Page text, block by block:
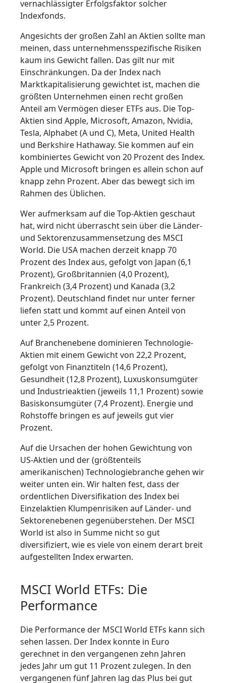
vernachlässigter Erfolgsfaktor solcher
Indexfonds.
Angesichts der großen Zahl an Aktien sollte man
meinen, dass unternehmensspezifische Risiken
kaum ins Gewicht fallen. Das gilt nur mit
Einschränkungen. Da der Index nach
Marktkapitalisierung gewichtet ist, machen die
größten Unternehmen einen recht großen
Anteil am Vermögen dieser ETFs aus. Die Top-
Aktien sind Apple, Microsoft, Amazon, Nvidia,
Tesla, Alphabet (A und C), Meta, United Health
und Berkshire Hathaway. Sie kommen auf ein
kombiniertes Gewicht von 20 Prozent des Index.
Apple und Microsoft bringen es allein schon auf
knapp zehn Prozent. Aber das bewegt sich im
Rahmen des Üblichen.
Wer aufmerksam auf die Top-Aktien geschaut
hat, wird nicht überrascht sein über die Länder-
und Sektorenzusammensetzung des MSCI
World. Die USA machen derzeit knapp 70
Prozent des Index aus, gefolgt von Japan (6,1
Prozent), Großbritannien (4,0 Prozent),
Frankreich (3,4 Prozent) und Kanada (3,2
Prozent). Deutschland findet nur unter ferner
liefen statt und kommt auf einen Anteil von
unter 2,5 Prozent.
Auf Branchenebene dominieren Technologie-
Aktien mit einem Gewicht von 22,2 Prozent,
gefolgt von Finanztiteln (14,6 Prozent),
Gesundheit (12,8 Prozent), Luxuskonsumgüter
und Industrieaktien (jeweils 11,1 Prozent) sowie
Basiskonsumgüter (7,4 Prozent). Energie und
Rohstoffe bringen es auf jeweils gut vier
Prozent.
Auf die Ursachen der hohen Gewichtung von
US-Aktien und der (größtenteils
amerikanischen) Technologiebranche gehen wir
weiter unten ein. Wir halten fest, dass der
ordentlichen Diversifikation des Index bei
Einzelaktien Klumpenrisiken auf Länder- und
Sektorenebenen gegenüberstehen. Der MSCI
World ist also in Summe nicht so gut
diversifiziert, wie es viele von einem derart breit
aufgestellten Index erwarten.
MSCI World ETFs: Die
Performance
Die Performance der MSCI World ETFs kann sich
sehen lassen. Der Index konnte in Euro
gerechnet in den vergangenen zehn Jahren
jedes Jahr um gut 11 Prozent zulegen. In den
vergangenen fünf Jahren lag das Plus bei gut